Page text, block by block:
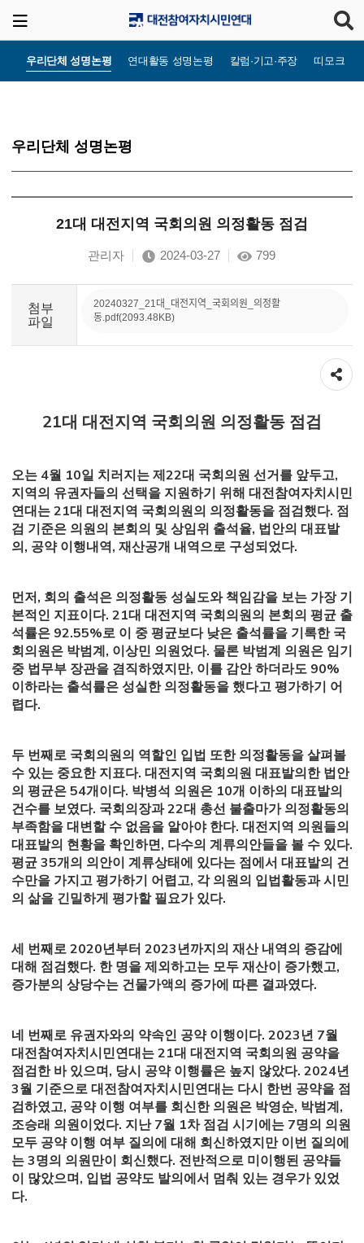
우리단체 성명논평 연대활동 성명논평 칼럼·기고·주장 띠모크라
우리단체 성명논평
21대 대전지역 국회의원 의정활동 점검
관리자 2024-03-27 799
첨부
파일
20240327_21대_대전지역_국회의원_의정활
동.pdf(2093.48KB)
공유하기
21대 대전지역 국회의원 의정활동 점검
오는 4월 10일 치러지는 제22대 국회의원 선거를 앞두고,
지역의 유권자들의 선택을 지원하기 위해 대전참여자치시민
연대는 21대 대전지역 국회의원의 의정활동을 점검했다. 점
검 기준은 의원의 본회의 및 상임위 출석율, 법안의 대표발
의, 공약 이행내역, 재산공개 내역으로 구성되었다.
먼저, 회의 출석은 의정활동 성실도와 책임감을 보는 가장 기
본적인 지표이다. 21대 대전지역 국회의원의 본회의 평균 출
석률은 92.55%로 이 중 평균보다 낮은 출석률을 기록한 국
회의원은 박범계, 이상민 의원었다. 물론 박범계 의원은 임기
중 법무부 장관을 겸직하였지만, 이를 감안 하더라도 90%
이하라는 출석률은 성실한 의정활동을 했다고 평가하기 어
렵다.
두 번째로 국회의원의 역할인 입법 또한 의정활동을 살펴볼
수 있는 중요한 지표다. 대전지역 국회의원 대표발의한 법안
의 평균은 54개이다. 박병석 의원은 10개 이하의 대표발의
건수를 보였다. 국회의장과 22대 총선 불출마가 의정활동의
부족함을 대변할 수 없음을 알아야 한다. 대전지역 의원들의
대표발의 현황을 확인하면, 다수의 계류의안들을 볼 수 있다.
평균 35개의 의안이 계류상태에 있다는 점에서 대표발의 건
수만을 가지고 평가하기 어렵고, 각 의원의 입법활동과 시민
의 삶을 긴밀하게 평가할 필요가 있다.
세 번째로 2020년부터 2023년까지의 재산 내역의 증감에
대해 점검했다. 한 명을 제외하고는 모두 재산이 증가했고,
증가분의 상당수는 건물가액의 증가에 따른 결과였다.
네 번째로 유권자와의 약속인 공약 이행이다. 2023년 7월
대전참여자치시민연대는 21대 대전지역 국회의원 공약을
점검한 바 있으며, 당시 공약 이행률은 높지 않았다. 2024년
3월 기준으로 대전참여자치시민연대는 다시 한번 공약을 점
검하였고, 공약 이행 여부를 회신한 의원은 박영순, 박범계,
조승래 의원이었다. 지난 7월 1차 점검 시기에는 7명의 의원
모두 공약 이행 여부 질의에 대해 회신하였지만 이번 질의에
는 3명의 의원만이 회신했다. 전반적으로 미이행된 공약들
이 많았으며, 입법 공약도 발의에서 멈춰 있는 경우가 있었
다.